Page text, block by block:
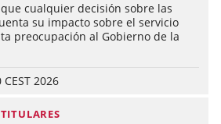
cualquier decisión sobre las
su impacto sobre el servicio
preocupación al Gobierno de la
2026